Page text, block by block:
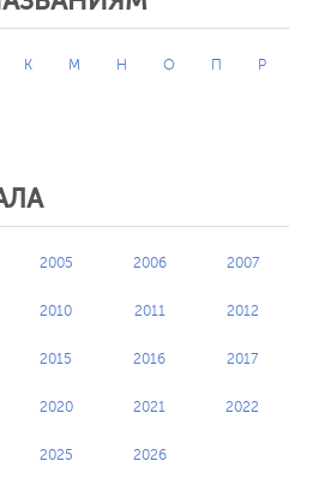
К М Н О П Р
2005 2006 2007
2010 2011 2012
2015 2016 2017
2020 2021 2022
2025 2026